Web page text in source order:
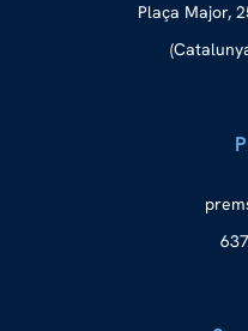
Plaça Major,
merp